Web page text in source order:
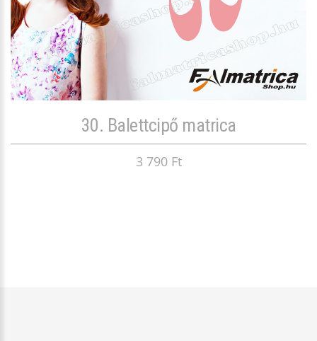
30. Balettcipő matrica
3 790 Ft